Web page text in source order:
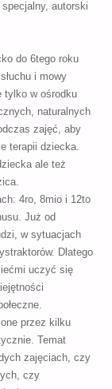
autorski
do 6tego roku
i mowy
tylko w ośrodku
naturalnych
zajęć, aby
terapii dziecka.
ale też
4ro, 8mio i 12to
Już od
w sytuacjach
Dlatego
uczyć się
przez kilku
Temat
zajęciach, czy
czy